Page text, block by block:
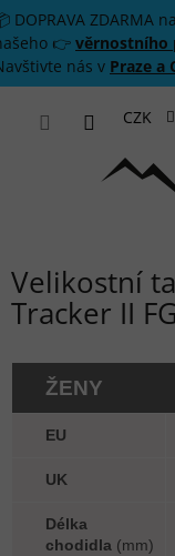
Přejít na obsah
DOPRAVA ZDARMA
👉 věrnostního
nás v Praze a
CZK
Velikostní
Tracker II FG
ŽENY
EU
UK
Délka
chodidla (mm)